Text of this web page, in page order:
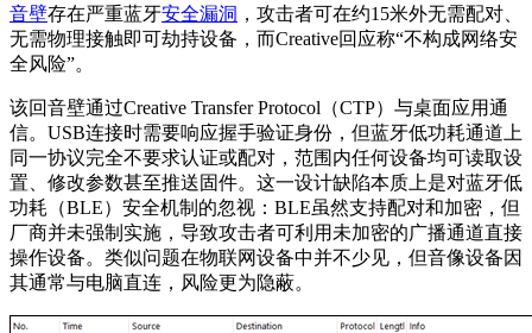
音壁存在严重蓝牙安全漏洞 ，攻击者可在约15米外无需配对、
无需物理接触即可劫持设备，而Creative回应称“不构成网络安
全风险”。
该回音壁通过Creative Transfer Protocol（CTP）与桌面应用通
信。USB连接时需要响应握手验证身份，但蓝牙低功耗通道上
同一协议完全不要求认证或配对，范围内任何设备均可读取设
置、修改参数甚至推送固件。这一设计缺陷本质上是对蓝牙低
功耗（BLE）安全机制的忽视：BLE虽然支持配对和加密，但
厂商并未强制实施，导致攻击者可利用未加密的广播通道直接
操作设备。类似问题在物联网设备中并不少见，但音像设备因
其通常与电脑直连，风险更为隐蔽。